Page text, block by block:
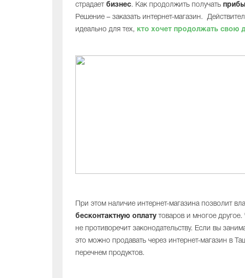
страдает бизнес. Как продолжить получать
Решение – заказать интернет-магазин.
идеально для тех, кто хочет продолжать свою
При этом наличие интернет-магазина позволит
бесконтактную оплату товаров и многое
не противоречит законодательству. Если вы
это можно продавать через интернет-магазин в
перечнем продуктов.